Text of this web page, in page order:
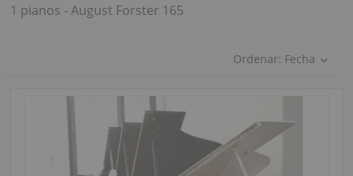
1 pianos - August Forster 165
Ordenar: Fecha